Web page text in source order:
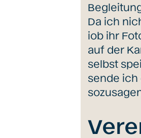
Da ich
iob ihr
auf der
selbst
sende ich